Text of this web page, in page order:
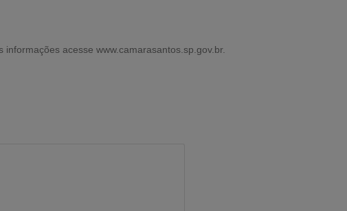
acesse www.camarasantos.sp.gov.br.